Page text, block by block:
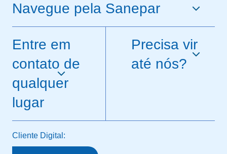
Navegue pela Sanepar
Entre em
contato de
qualquer
lugar
Precisa vir
até nós?
Cliente Digital: